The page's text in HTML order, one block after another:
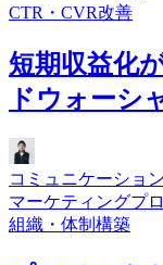
CTR・CVR改善
短期収益化
ドウォーシ
コミュニケーショ
マーケティングプ
組織・体制構築